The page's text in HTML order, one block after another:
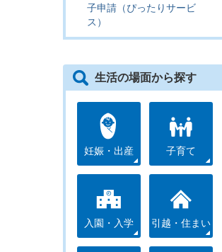
子申請（ぴったりサービ
ス）
生活の場面から探す
妊娠・出産 子育て
入園・入学 引越・住まい